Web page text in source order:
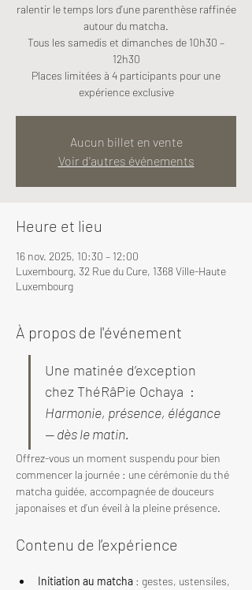
ralentir le temps lors d’une parenthèse raffinée
autour du matcha.
Tous les samedis et dimanches de 10h30 –
12h30
Places limitées à 4 participants pour une
expérience exclusive
Aucun billet en vente
Voir d'autres événements
Heure et lieu
16 nov. 2025, 10:30 – 12:00
Luxembourg, 32 Rue du Cure, 1368 Ville-Haute
Luxembourg
À propos de l'événement
Une matinée d’exception
chez ThéRâPie Ochaya  :
Harmonie, présence, élégance
— dès le matin.
Offrez-vous un moment suspendu pour bien
commencer la journée : une cérémonie du thé
matcha guidée, accompagnée de douceurs
japonaises et d’un éveil à la pleine présence.
Contenu de l’expérience
Initiation au matcha : gestes, ustensiles,